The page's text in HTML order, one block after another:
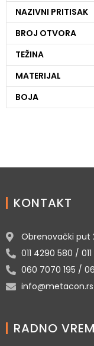
NAZIVNI PRITISAK
BROJ OTVORA
TEŽINA
MATERIJAL
BOJA
KONTAKT
Obrenovački put
011 4290 580 /
060 7070 195 /
info@metacon.rs
RADNO